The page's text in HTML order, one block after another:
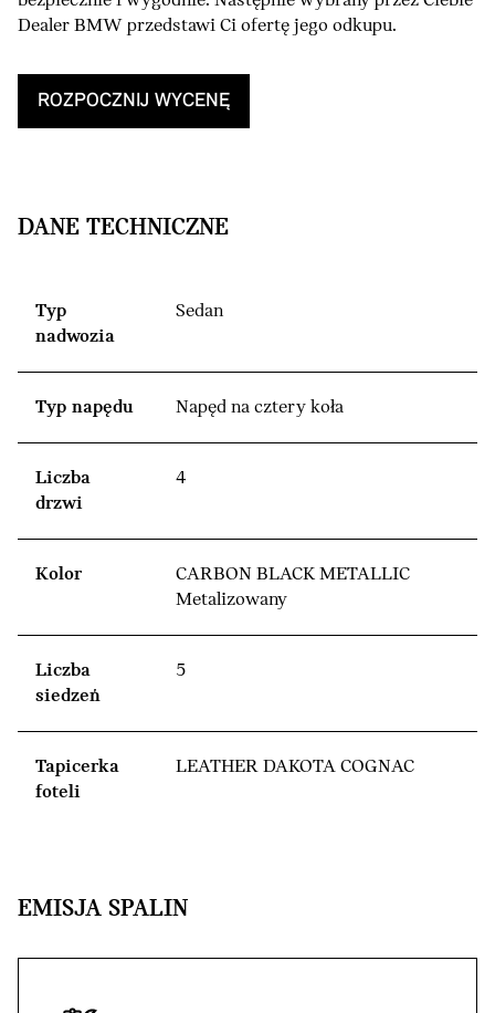
Dealer BMW przedstawi Ci ofertę jego odkupu.
ROZPOCZNIJ WYCENĘ
DANE TECHNICZNE
Typ
nadwozia
Sedan
Typ napędu Napęd na cztery koła
Liczba
drzwi
4
Kolor
CARBON BLACK METALLIC
Metalizowany
Liczba
siedzeń
5
Tapicerka
foteli
LEATHER DAKOTA COGNAC
EMISJA SPALIN